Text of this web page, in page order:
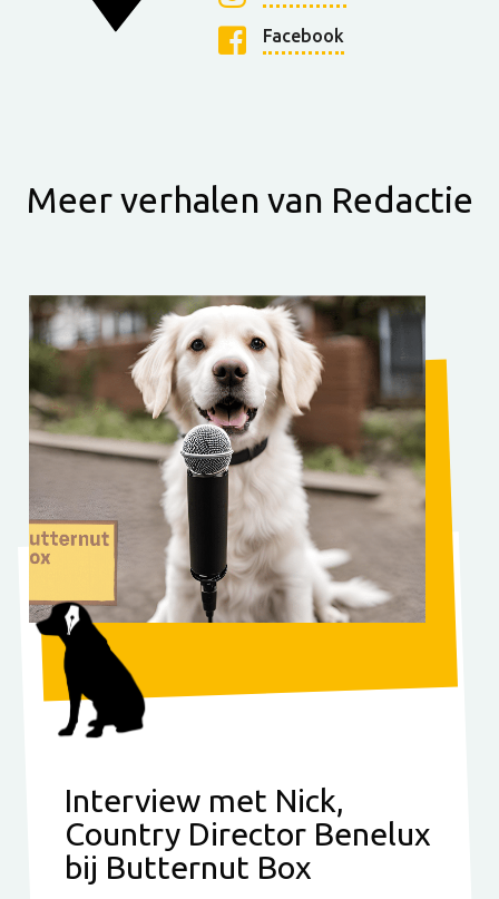
Facebook
Meer verhalen van Redactie
Interview met Nick,
Country Director Benelux
bij Butternut Box